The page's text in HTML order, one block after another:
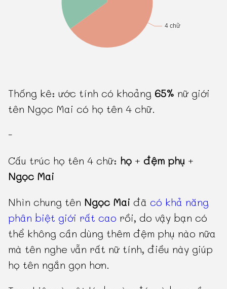
Thống kê: ước tính có khoảng65% nữ giới
tên Ngọc Mai có họ tên 4 chữ.
-
Cấu trúc họ tên 4 chữ: họ +đệm phụ +
Ngọc Mai
Nhìn chung tên Ngọc Mai đã có khả năng
phân biệt giới rất cao rồi, do vậy bạn có
thể không cần dùng thêm đệm phụ nào nữa
mà tên nghe vẫn rất nữ tính, điều này giúp
họ tên ngắn gọn hơn.